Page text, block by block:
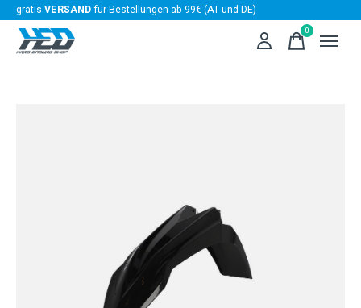
gratis VERSANDfür Bestellungen ab 99€ (AT und DE)
0items